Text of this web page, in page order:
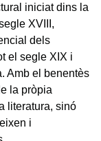
iniciat dins la
XVIII,
dels
el segle XIX i
Amb el benentès
la pròpia
literatura, sinó
i